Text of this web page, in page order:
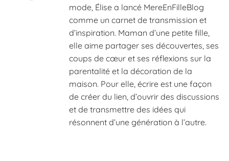
mode, Élise a lancé MereEnFilleBlog
comme un carnet de transmission et
d’inspiration. Maman d’une petite fille,
elle aime partager ses découvertes, ses
coups de cœur et ses réflexions sur la
parentalité et la décoration de la
maison. Pour elle, écrire est une façon
de créer du lien, d’ouvrir des discussions
et de transmettre des idées qui
résonnent d’une génération à l’autre.